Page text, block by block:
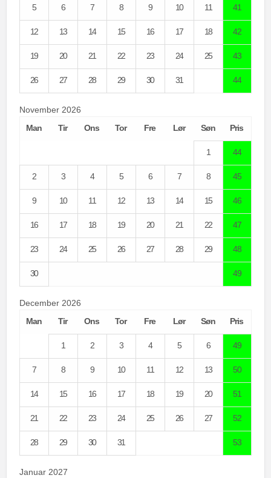
5 6 7 8 9 10 11 41
12 13 14 15 16 17 18 42
19 20 21 22 23 24 25 43
26 27 28 29 30 31 44
November 2026
Man
Tir Ons Tor Fre Lør Søn Pris
1 44
2 3 4 5 6 7 8 45
9 10 11 12 13 14 15 46
16 17 18 19 20 21 22 47
23 24 25 26 27 28 29 48
30 49
December 2026
Man
Tir Ons Tor Fre Lør Søn Pris
1 2 3 4 5 6 49
7 8 9 10 11 12 13 50
14 15 16 17 18 19 20 51
21 22 23 24 25 26 27 52
28 29 30 31 53
Januar 2027